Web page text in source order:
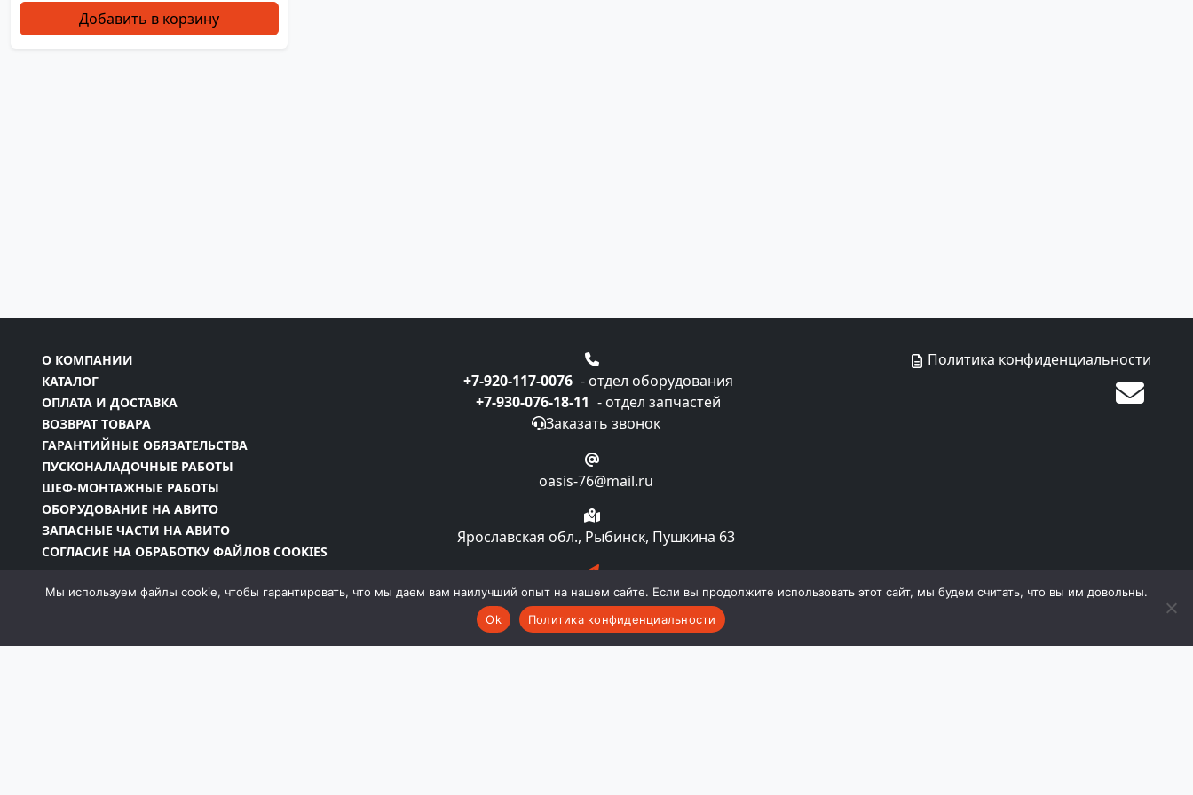
Добавить в корзину
О КОМПАНИИ
КАТАЛОГ
ОПЛАТА И ДОСТАВКА
ВОЗВРАТ ТОВАРА
ГАРАНТИЙНЫЕ ОБЯЗАТЕЛЬСТВА
ПУСКОНАЛАДОЧНЫЕ РАБОТЫ
ШЕФ-МОНТАЖНЫЕ РАБОТЫ
ОБОРУДОВАНИЕ НА АВИТО
ЗАПАСНЫЕ ЧАСТИ НА АВИТО
СОГЛАСИЕ НА ОБРАБОТКУ ФАЙЛОВ COOKIES
+7-920-117-0076 - отдел оборудования
+7-930-076-18-11 - отдел запчастей
Заказать звонок
oasis-76@mail.ru
Ярославская обл., Рыбинск, Пушкина 63
Подписка на рассылку
Политика конфиденциальности
Мы используем файлы cookie, чтобы гарантировать, что мы даем вам наилучший опыт на нашем сайте. Если вы продолжите использовать этот сайт, мы будем считать, что вы им довольны.
Ok
Политика конфиденциальности